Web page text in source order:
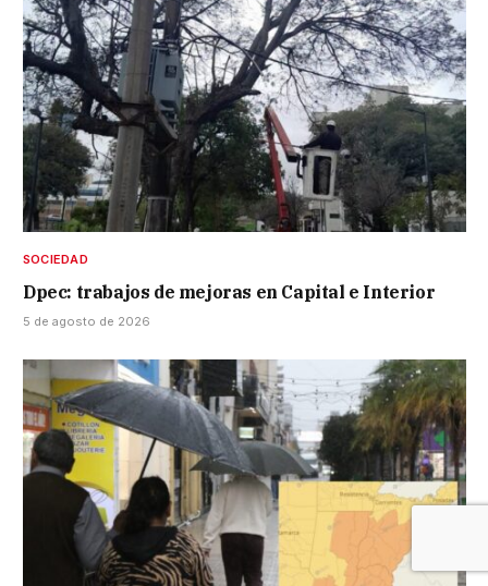
SOCIEDAD
Dpec: trabajos de mejoras en Capital e Interior
5 de agosto de 2026